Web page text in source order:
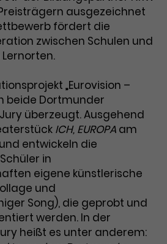
wiedererkannt werden,
wird Zugang zu
Bereichen gewährt.
die gewählten Tracking-
Einstellungen.
Cookie wird von Google
installiert. Das Cookie
, Sitzungs- und
zu berechnen
Nutzung der Website für
der Website zu
Die Cookies speichern
anonym und weisen
Nummer zu,
zu erkennen.
alle Scripte, die es uns
unserer
analysieren und
Außerdem helfen sie
Nutzer abzustimmen.
Ads
von Google verwendet, um
von Werbeanzeigen zu
und Conversions zu
Dieses Cookie hilft dabei
ob Nutzer über
ausgezeichnet
fördert die
zwischen Schulen und
„Eurovision –
beide Dortmunder
überzeugt. Ausgehend
ICH, EUROPA am
entwickeln die
in
eigene künstlerische
und
Song), die geprobt und
werden. In der
heißt es unter anderem: